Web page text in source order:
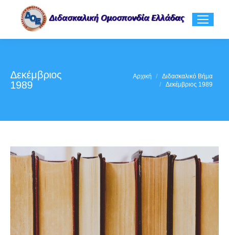
Δεκέμβριος
1989
Αρχική
Διδασκαλικό Βήμα
Δεκέμβριος 1989